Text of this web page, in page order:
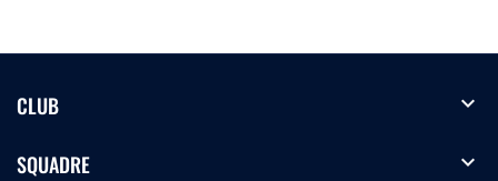
CLUB expand_more
SQUADRE expand_more